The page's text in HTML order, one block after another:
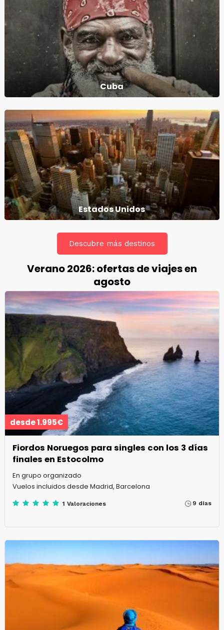
Cuba
Estados Unidos
Descubre más destinos
Verano 2026: ofertas de viajes en
agosto
desde 1.995€
Fiordos Noruegos para singles con los 3 días
finales en Estocolmo
En grupo organizado
Vuelos incluidos desde Madrid, Barcelona
1 Valoraciones 9 días